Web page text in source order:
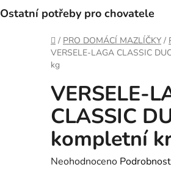
Ostatní potřeby pro chovatele
Domů
/ PRO DOMÁCÍ MAZLÍČKY /
VERSELE-LAGA CLASSIC
kg
VERSELE-
CLASSIC
kompletní
Průměrné
Neohodnoceno